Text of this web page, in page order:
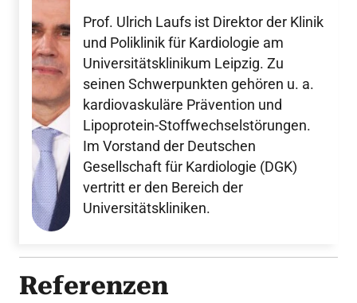
Prof. Ulrich Laufs ist Direktor der Klinik
und Poliklinik für Kardiologie am
Universitätsklinikum Leipzig. Zu
seinen Schwerpunkten gehören u. a.
kardiovaskuläre Prävention und
Lipoprotein-Stoffwechselstörungen.
Im Vorstand der Deutschen
Gesellschaft für Kardiologie (DGK)
vertritt er den Bereich der
Universitätskliniken.
Referenzen